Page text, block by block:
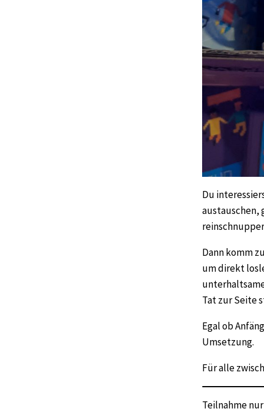
Du
austauschen,
Dann komm
um direkt
Tat zur Seite
Egal ob
Umsetzung.
Für alle
Teilnahme